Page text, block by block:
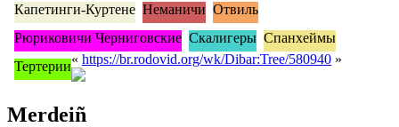
Капетинги-Куртене Неманичи Отвиль
Рюриковичи Черниговские Скалигеры Спанхеймы
Тертерии« https://br.rodovid.org/wk/Dibar:Tree/580940 »
Merdeiñ